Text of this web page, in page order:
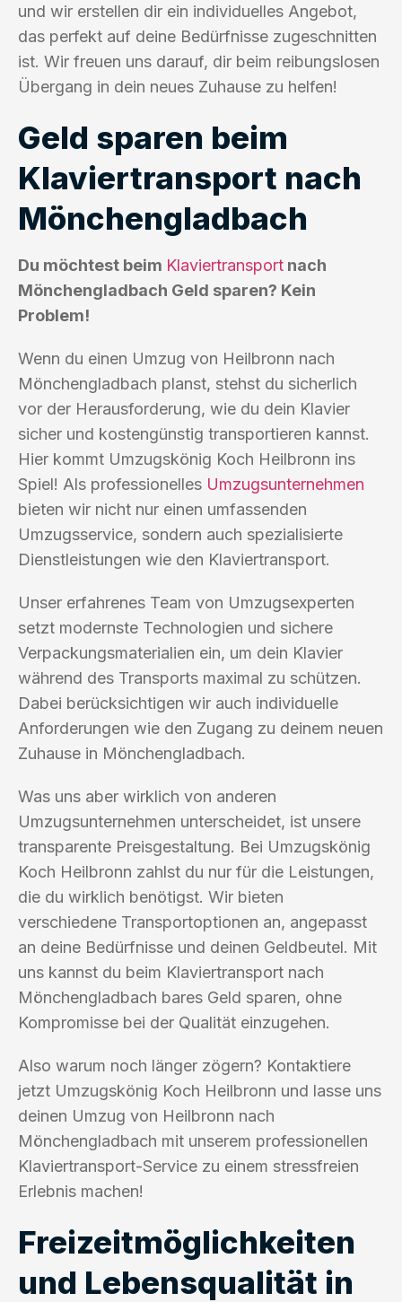
und wir erstellen dir ein individuelles Angebot,
das perfekt auf deine Bedürfnisse zugeschnitten
ist. Wir freuen uns darauf, dir beim reibungslosen
Übergang in dein neues Zuhause zu helfen!
Geld sparen beim
Klaviertransport nach
Mönchengladbach
Du möchtest beim Klaviertransport nach
Mönchengladbach Geld sparen? Kein
Problem!
Wenn du einen Umzug von Heilbronn nach
Mönchengladbach planst, stehst du sicherlich
vor der Herausforderung, wie du dein Klavier
sicher und kostengünstig transportieren kannst.
Hier kommt Umzugskönig Koch Heilbronn ins
Spiel! Als professionelles Umzugsunternehmen
bieten wir nicht nur einen umfassenden
Umzugsservice, sondern auch spezialisierte
Dienstleistungen wie den Klaviertransport.
Unser erfahrenes Team von Umzugsexperten
setzt modernste Technologien und sichere
Verpackungsmaterialien ein, um dein Klavier
während des Transports maximal zu schützen.
Dabei berücksichtigen wir auch individuelle
Anforderungen wie den Zugang zu deinem neuen
Zuhause in Mönchengladbach.
Was uns aber wirklich von anderen
Umzugsunternehmen unterscheidet, ist unsere
transparente Preisgestaltung. Bei Umzugskönig
Koch Heilbronn zahlst du nur für die Leistungen,
die du wirklich benötigst. Wir bieten
verschiedene Transportoptionen an, angepasst
an deine Bedürfnisse und deinen Geldbeutel. Mit
uns kannst du beim Klaviertransport nach
Mönchengladbach bares Geld sparen, ohne
Kompromisse bei der Qualität einzugehen.
Also warum noch länger zögern? Kontaktiere
jetzt Umzugskönig Koch Heilbronn und lasse uns
deinen Umzug von Heilbronn nach
Mönchengladbach mit unserem professionellen
Klaviertransport-Service zu einem stressfreien
Erlebnis machen!
Freizeitmöglichkeiten
und Lebensqualität in